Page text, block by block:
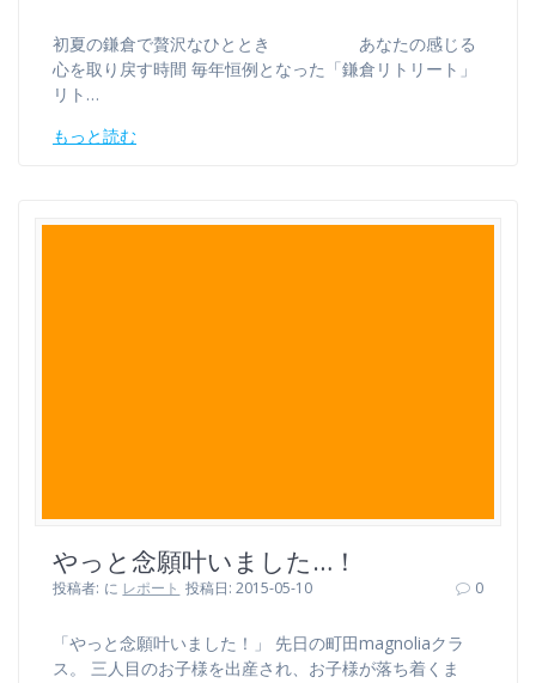
初夏の鎌倉で贅沢なひととき あなたの感じる
心を取り戻す時間 毎年恒例となった「鎌倉リトリート」
リト…
もっと読む
やっと念願叶いました…！
投稿者: に レポート 投稿日: 2015-05-10 0
「やっと念願叶いました！」 先日の町田magnoliaクラ
ス。 三人目のお子様を出産され、お子様が落ち着くま